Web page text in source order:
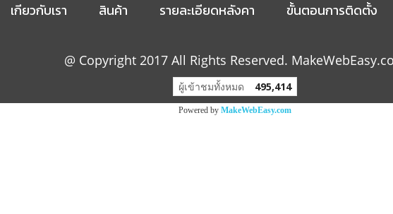
เกียวกับเรา สินค้า รายละเอียดหลังคา ขั้นตอนการติดตั้ง
@ Copyright 2017 All Rights Reserved.
ผู้เข้าชมทั้งหมด 495,414
Powered by MakeWebEasy.com